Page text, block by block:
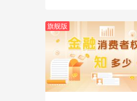
旗舰版
预览
使用